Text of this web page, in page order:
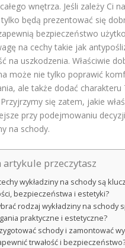
wnętrza. Jeśli zależy Ci
będą prezentować się
bezpieczeństwo
na cechy takie jak
na uszkodzenia. Właściwie
może nie tylko poprawić
ale także dodać charakteru
się zatem, jakie
przy podejmowaniu
na schody.
artykule przeczytasz
wykładziny na schody są
bezpieczeństwa i estetyki?
rodzaj wykładziny na schody
praktyczne i estetyczne?
schody i zamontować
trwałość i